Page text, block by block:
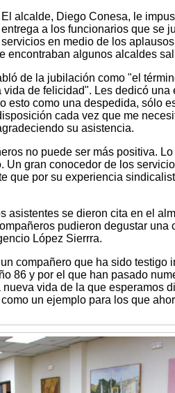
El alcalde, Diego Conesa, le
entrega a los funcionarios que se
servicios en medio de los
encontraban algunos alcaldes
de la jubilación como "el
de felicidad". Les dedicó una
esto como una despedida, sólo
cada vez que me
su asistencia.
no puede ser más positiva.
Un gran conocedor de los
que por su experiencia
asistentes se dieron cita en el
pudieron degustar una
López Sierrra.
compañero que ha sido testigo
86 y por el que han pasado
vida de la que esperamos
un ejemplo para los que